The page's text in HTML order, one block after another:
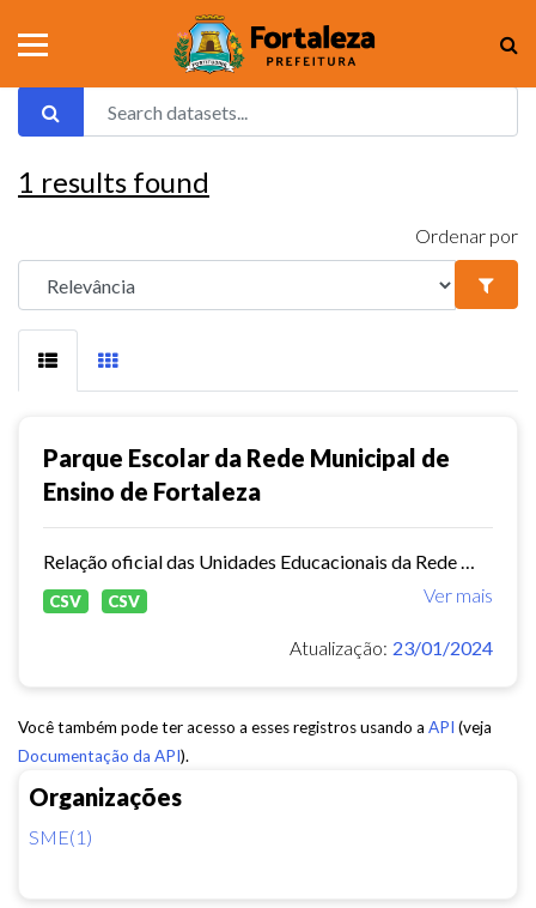
Organizações
SME(1)
1 results found
Ordenar por
Parque Escolar da Rede Municipal de
Ensino de Fortaleza
Ver mais
CSV CSV
Atualização: 23/01/2024
Você também pode ter acesso a esses registros usando a API (veja
Documentação da API).